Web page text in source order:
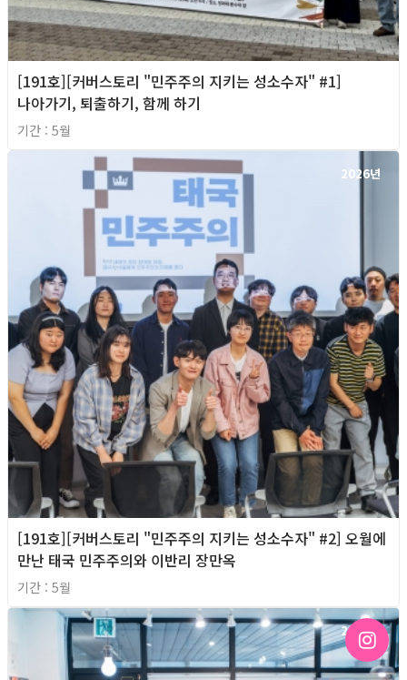
[191호][커버스토리 "민주주의 지키는 성소수자" #1]
나아가기, 퇴출하기, 함께 하기
기간 : 5월
2026년
[191호][커버스토리 "민주주의 지키는 성소수자" #2] 오월에
만난 태국 민주주의와 이반리 장만옥
기간 : 5월
2026년